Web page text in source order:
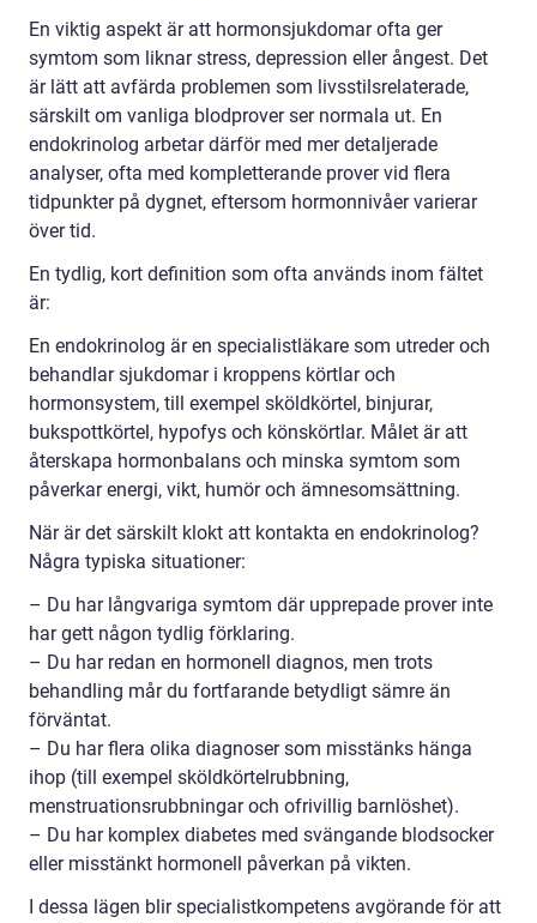
En viktig aspekt är att hormonsjukdomar ofta ger
symtom som liknar stress, depression eller ångest. Det
är lätt att avfärda problemen som livsstilsrelaterade,
särskilt om vanliga blodprover ser normala ut. En
endokrinolog arbetar därför med mer detaljerade
analyser, ofta med kompletterande prover vid flera
tidpunkter på dygnet, eftersom hormonnivåer varierar
över tid.
En tydlig, kort definition som ofta används inom fältet
är:
En endokrinolog är en specialistläkare som utreder och
behandlar sjukdomar i kroppens körtlar och
hormonsystem, till exempel sköldkörtel, binjurar,
bukspottkörtel, hypofys och könskörtlar. Målet är att
återskapa hormonbalans och minska symtom som
påverkar energi, vikt, humör och ämnesomsättning.
När är det särskilt klokt att kontakta en endokrinolog?
Några typiska situationer:
– Du har långvariga symtom där upprepade prover inte
har gett någon tydlig förklaring.
– Du har redan en hormonell diagnos, men trots
behandling mår du fortfarande betydligt sämre än
förväntat.
– Du har flera olika diagnoser som misstänks hänga
ihop (till exempel sköldkörtelrubbning,
menstruationsrubbningar och ofrivillig barnlöshet).
– Du har komplex diabetes med svängande blodsocker
eller misstänkt hormonell påverkan på vikten.
I dessa lägen blir specialistkompetens avgörande för att